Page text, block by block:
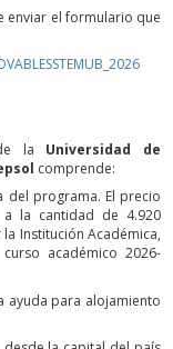
enviar el formulario que
la Universidad de
comprende:
del programa. El precio
la cantidad de 4.920
Institución Académica,
académico 2026-
ayuda para alojamiento